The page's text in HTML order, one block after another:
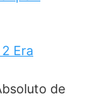
Era
de